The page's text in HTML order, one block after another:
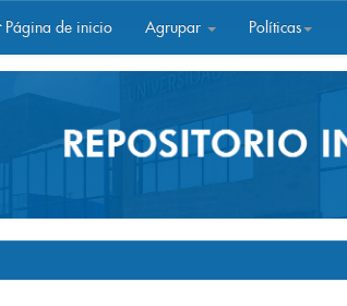
Página de inicio Agrupar Políticas